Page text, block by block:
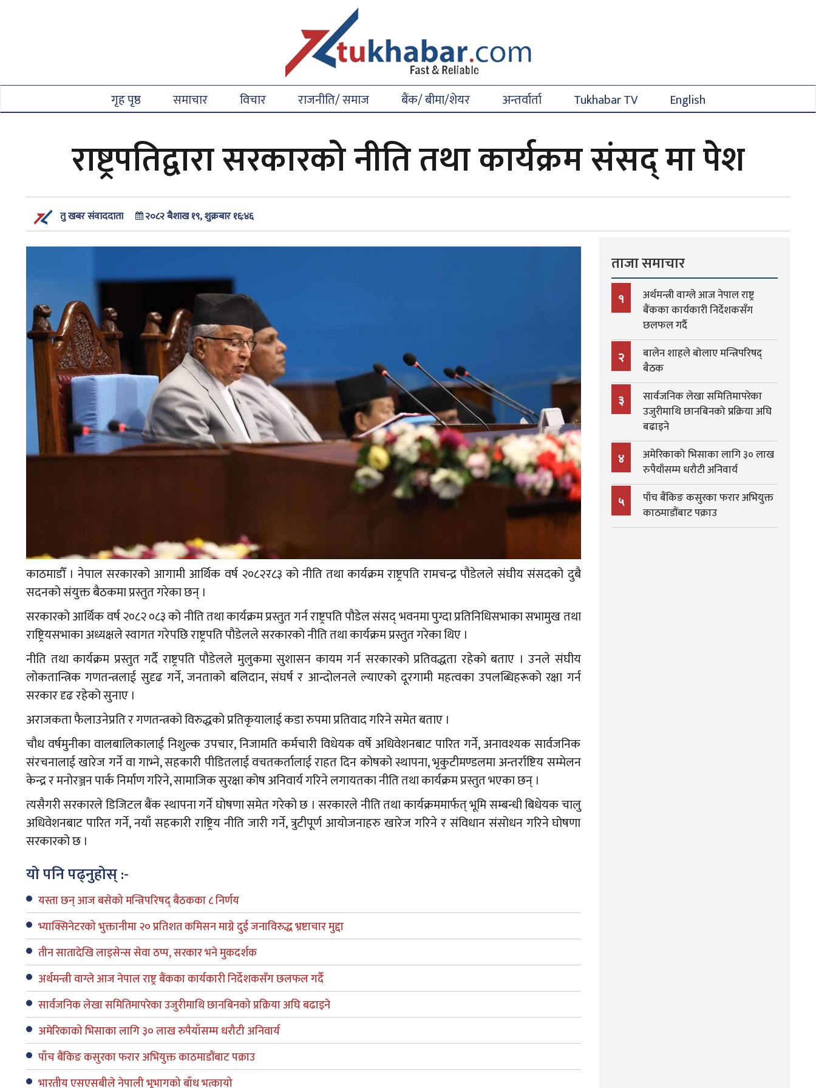
गृह पृष्ठ समाचार विचार राजनीति/ समाज बैंक/ बीमा/शेयर अन्तर्वार्ता Tukhabar TV English
राष्ट्रपतिद्वारा सरकारको नीति तथा कार्यक्रम संसद् मा पेश
तु खबर संवाददाता २०८२ बैशाख १९, शुक्रबार १६:४६
काठमाडौँ । नेपाल सरकारको आगामी आर्थिक वर्ष २०८२र८३ को नीति तथा कार्यक्रम राष्ट्रपति रामचन्द्र पौडेलले संघीय संसदको दुबै
सदनको संयुक्त बैठकमा प्रस्तुत गरेका छन् ।
सरकारको आर्थिक वर्ष २०८२ ०८३ को नीति तथा कार्यक्रम प्रस्तुत गर्न राष्ट्रपति पौडेल संसद् भवनमा पुग्दा प्रतिनिधिसभाका सभामुख तथा
राष्ट्रियसभाका अध्यक्षले स्वागत गरेपछि राष्ट्रपति पौडेलले सरकारको नीति तथा कार्यक्रम प्रस्तुत गरेका थिए ।
नीति तथा कार्यक्रम प्रस्तुत गर्दै राष्ट्रपति पौडेलले मुलुकमा सुशासन कायम गर्न सरकारको प्रतिवद्धता रहेको बताए । उनले संघीय
लोकतान्त्रिक गणतन्त्रलाई सुदृढ गर्ने, जनताको बलिदान, संघर्ष र आन्दोलनले ल्याएको दूरगामी महत्वका उपलब्धिहरूको रक्षा गर्न
सरकार दृढ रहेको सुनाए ।
अराजकता फैलाउनेप्रति र गणतन्त्रको विरुद्धको प्रतिकृयालाई कडा रुपमा प्रतिवाद गरिने समेत बताए ।
चौध वर्षमुनीका वालबालिकालाई निशुल्क उपचार, निजामति कर्मचारी विधेयक वर्षे अधिवेशनबाट पारित गर्ने, अनावश्यक सार्वजनिक
संरचनालाई खारेज गर्ने वा गाभ्ने, सहकारी पीडितलाई वचतकर्तालाई राहत दिन कोषको स्थापना, भृकुटीमण्डलमा अन्तर्राष्टिय सम्मेलन
केन्द्र र मनोरञ्जन पार्क निर्माण गरिने, सामाजिक सुरक्षा कोष अनिवार्य गरिने लगायतका नीति तथा कार्यक्रम प्रस्तुत भएका छन् ।
त्यसैगरी सरकारले डिजिटल बैंक स्थापना गर्ने घोषणा समेत गरेको छ । सरकारले नीति तथा कार्यक्रममार्फत् भूमि सम्बन्धी बिधेयक चालु
अधिवेशनबाट पारित गर्ने, नयाँ सहकारी राष्ट्रिय नीति जारी गर्ने, त्रुटीपूर्ण आयोजनाहरु खारेज गरिने र संविधान संसोधन गरिने घोषणा
सरकारको छ ।
यो पनि पढ्नुहोस् :-
यस्ता छन् आज बसेको मन्त्रिपरिषद् बैठकका ८ निर्णय
भ्याक्सिनेटरको भुक्तानीमा २० प्रतिशत कमिसन माग्ने दुई जनाविरुद्ध भ्रष्टाचार मुद्दा
तीन सातादेखि लाइसेन्स सेवा ठप्प, सरकार भने मुकदर्शक
अर्थमन्त्री वाग्ले आज नेपाल राष्ट्र बैंकका कार्यकारी निर्देशकसँग छलफल गर्दै
सार्वजनिक लेखा समितिमापरेका उजुरीमाथि छानबिनको प्रक्रिया अघि बढाइने
अमेरिकाको भिसाका लागि ३० लाख रुपैयाँसम्म धरौटी अनिवार्य
पाँच बैंकिङ कसुरका फरार अभियुक्त काठमाडौंबाट पक्राउ
भारतीय एसएसबीले नेपाली भूभागको बाँध भत्कायो
ताजा समाचार
१
अर्थमन्त्री वाग्ले आज नेपाल राष्ट्र
बैंकका कार्यकारी निर्देशकसँग
छलफल गर्दै
२
बालेन शाहले बोलाए मन्त्रिपरिषद्
बैठक
३
सार्वजनिक लेखा समितिमापरेका
उजुरीमाथि छानबिनको प्रक्रिया अघि
बढाइने
४
अमेरिकाको भिसाका लागि ३० लाख
रुपैयाँसम्म धरौटी अनिवार्य
५
पाँच बैंकिङ कसुरका फरार अभियुक्त
काठमाडौंबाट पक्राउ